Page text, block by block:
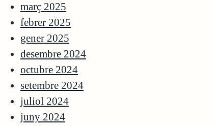
març 2025
febrer 2025
gener 2025
desembre 2024
octubre 2024
setembre 2024
juliol 2024
juny 2024